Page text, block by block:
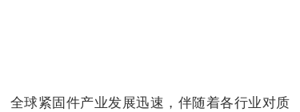
全球紧固件产业发展迅速，伴随着各行业对质